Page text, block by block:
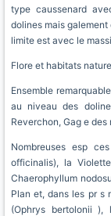
type caussenard
dolines mais
limite est avec le
Flore et habitats
Ensemble
au niveau des
Reverchon, Gag e des
Nombreuses esp
officinalis), la
Chaerophyllum
Plan et, dans les pr s
(Ophrys bertolonii